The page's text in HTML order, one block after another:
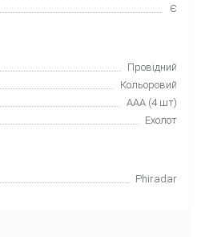
Є
Провідний
Кольоровий
ААА (4 шт)
Еxолот
Phiradar